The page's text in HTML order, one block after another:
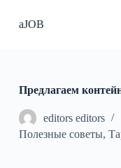
и
aJOB
Предлагаем
editors editors
Полезные советы,